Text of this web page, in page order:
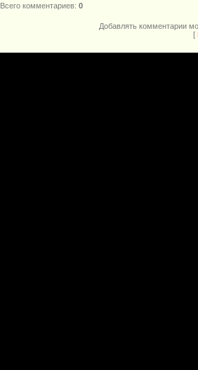
Всего комментариев: 0
Добавлять комментарии
[